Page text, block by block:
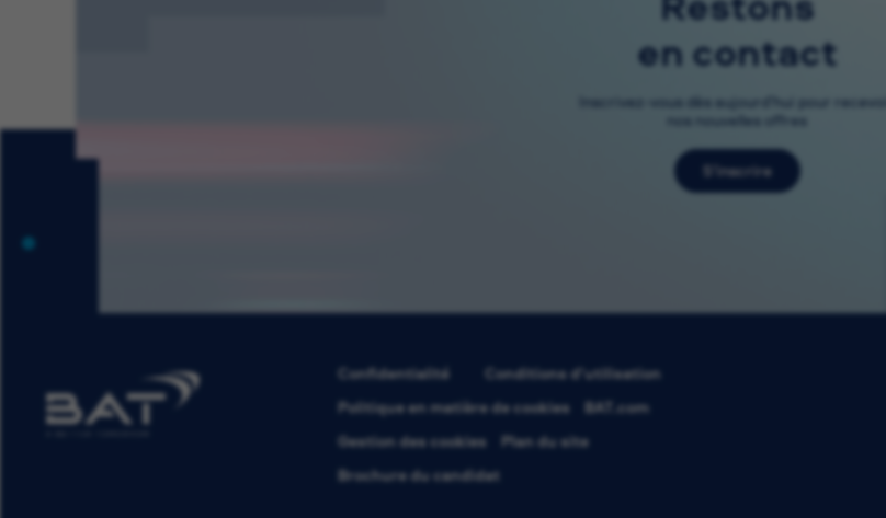
en contact
Inscrivez-vous dès aujourd’hui pour recevoir
nos nouvelles offres
S’inscrire
Confidentialité
Conditions d’utilisation
Politique en matière de cookies
BAT.com
Gestion des cookies
Plan du site
Brochure du candidat